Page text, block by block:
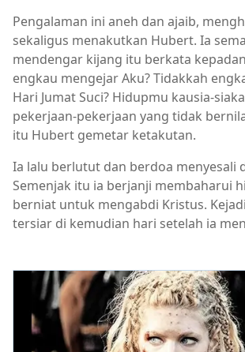
Pengalaman ini aneh dan ajaib,
sekaligus menakutkan Hubert. Ia
mendengar kijang itu berkata
engkau mengejar Aku? Tidakkah
Hari Jumat Suci? Hidupmu kausia-
pekerjaan-pekerjaan yang tidak
itu Hubert gemetar ketakutan.
Ia lalu berlutut dan berdoa menyesali
Semenjak itu ia berjanji membaharui
berniat untuk mengabdi Kristus.
tersiar di kemudian hari setelah ia